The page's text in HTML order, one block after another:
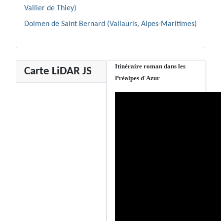
Vallier de Thiey)
Dolmen de Saint Bernard (Vallauris, Alpes-Maritimes)
Carte LiDAR JS
Itinéraire roman dans les
Préalpes d'Azur